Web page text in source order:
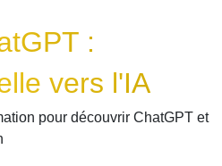
:
vers l'IA
pour découvrir ChatGPT et